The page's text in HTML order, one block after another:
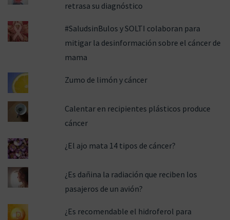
retrasa su diagnóstico
#SaludsinBulos y SOLTI colaboran para
mitigar la desinformación sobre el cáncer de
mama
Zumo de limón y cáncer
Calentar en recipientes plásticos produce
cáncer
¿El ajo mata 14 tipos de cáncer?
¿Es dañina la radiación que reciben los
pasajeros de un avión?
¿Es recomendable el hidroferol para